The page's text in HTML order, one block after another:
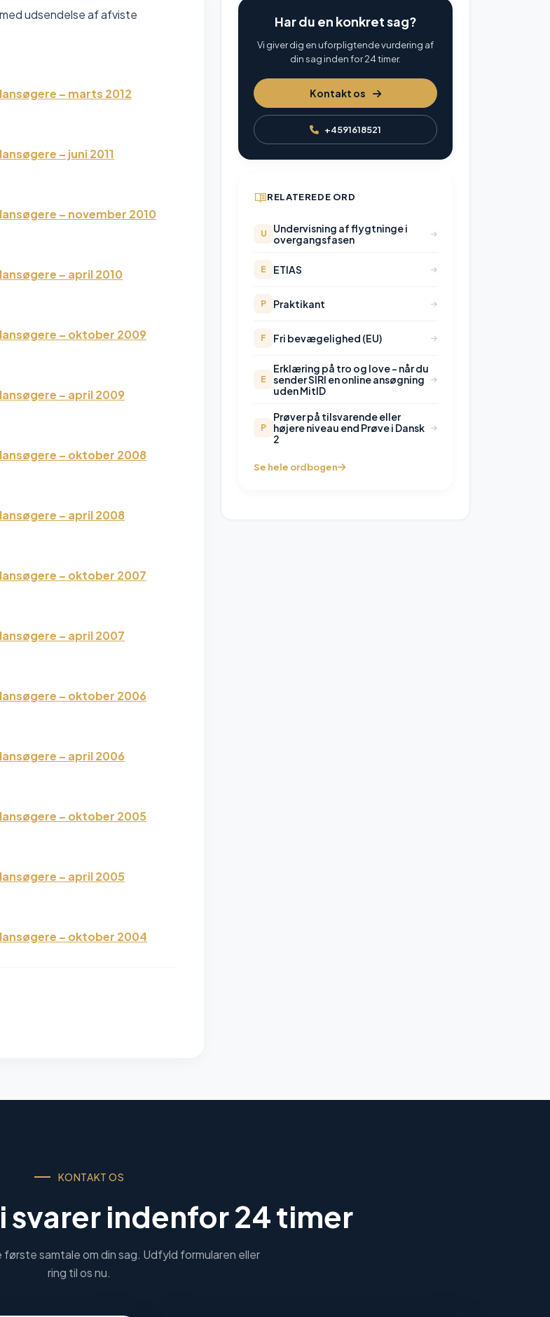
udsendelse af afviste
– marts 2012
– juni 2011
– november 2010
– april 2010
– oktober 2009
– april 2009
– oktober 2008
– april 2008
– oktober 2007
– april 2007
– oktober 2006
– april 2006
– oktober 2005
– april 2005
– oktober 2004
Har du en konkret sag?
Vi giver dig en uforpligtende vurdering af
din sag inden for 24 timer.
Kontakt os
+4591618521
RELATEREDE ORD
U
Undervisning af flygtninge i
overgangsfasen
E ETIAS
P Praktikant
F Fri bevægelighed (EU)
E
Erklæring på tro og love – når du
sender SIRI en online ansøgning
uden MitID
P
Prøver på tilsvarende eller
højere niveau end Prøve i Dansk
2
Se hele ordbogen
KONTAKT OS
svarer indenfor 24 timer
samtale om din sag. Udfyld formularen eller
ring til os nu.